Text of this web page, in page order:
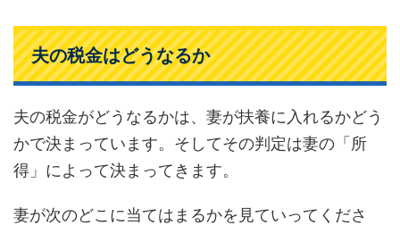
夫の税金はどうなるか
夫の税金がどうなるかは、妻が扶養に入れるかどう
かで決まっています。そしてその判定は妻の「所
得」によって決まってきます。
妻が次のどこに当てはまるかを見ていってくださ